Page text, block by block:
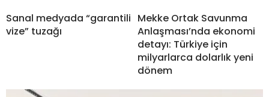
Sanal medyada “garantili
vize” tuzağı
Mekke Ortak Savunma
Anlaşması’nda ekonomi
detayı: Türkiye için
milyarlarca dolarlık yeni
dönem